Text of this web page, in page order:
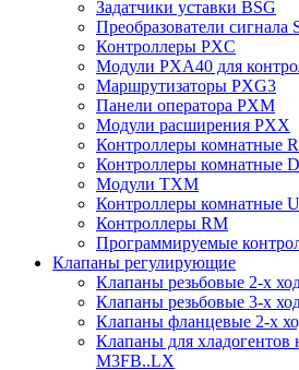
Задатчики уставки BSG
Преобразователи сигнала
Контроллеры PXC
Модули PXA40 для
Маршрутизаторы PXG3
Панели оператора PXM
Модули расширения PXX
Контроллеры комнатные
Контроллеры комнатные
Модули TXM
Контроллеры комнатные
Контроллеры RM
Программируемые
Клапаны регулирующие
Клапаны резьбовые 2-х
Клапаны резьбовые 3-х
Клапаны фланцевые 2-х
Клапаны для хладогентов
M3FB..LX